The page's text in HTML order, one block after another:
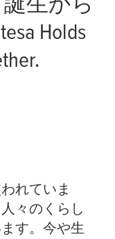
tesa Holds
れていま
々のくらし
す。今や生